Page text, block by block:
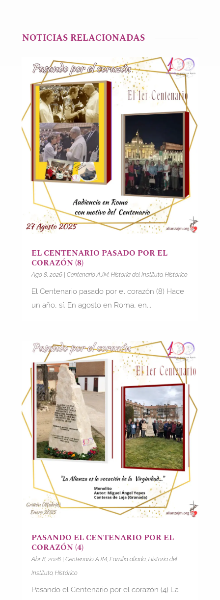
NOTICIAS RELACIONADAS
EL CENTENARIO PASADO POR EL
CORAZÓN (8)
Ago 8, 2026| Centenario AJM, Historia del Instituto, Histórico
El Centenario pasado por el corazón (8) Hace
un año, sí. En agosto en Roma, en...
PASANDO EL CENTENARIO POR EL
CORAZÓN (4)
Abr 8, 2026| Centenario AJM, Familia aliada, Historia del
Instituto, Histórico
Pasando el Centenario por el corazón (4) La